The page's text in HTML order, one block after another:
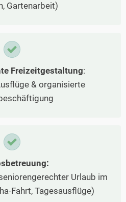
Gartenarbeit)
Freizeitgestaltung:
& organisierte
Urlaub im
Fahrt, Tagesausflüge)